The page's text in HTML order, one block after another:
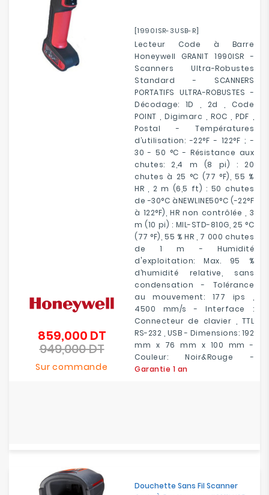
[1990ISR-3USB-R]
Lecteur Code à Barre
Honeywell GRANIT 1990ISR -
Scanners Ultra-Robustes
Standard - SCANNERS
PORTATIFS ULTRA-ROBUSTES -
Décodage: 1D , 2d , Code
POINT , Digimarc , ROC , PDF ,
Postal - Températures
d’utilisation: -22°F - 122°F ; -
30 - 50 °C - Résistance aux
chutes: 2,4 m (8 pi) : 20
chutes à 25 °C (77 °F), 55 %
HR , 2 m (6,5 ft) : 50 chutes
de -30°C àNEWLINE50°C (-22°F
à 122°F), HR non contrôlée , 3
m (10 pi) : MIL-STD-810G, 25 °C
(77 °F), 55 % HR , 7 000 chutes
de 1 m - Humidité
d'exploitation: Max. 95 %
d’humidité relative, sans
condensation - Tolérance
au mouvement: 177 ips ,
4500 mm/s - Interface :
Connecteur de clavier , TTL
RS-232 , USB - Dimensions: 192
mm x 76 mm x 100 mm -
Couleur: Noir&Rouge -
Garantie 1 an
859,000 DTPrix
949,000 DTPrix
Sur commande
Douchette Sans Fil Scanner